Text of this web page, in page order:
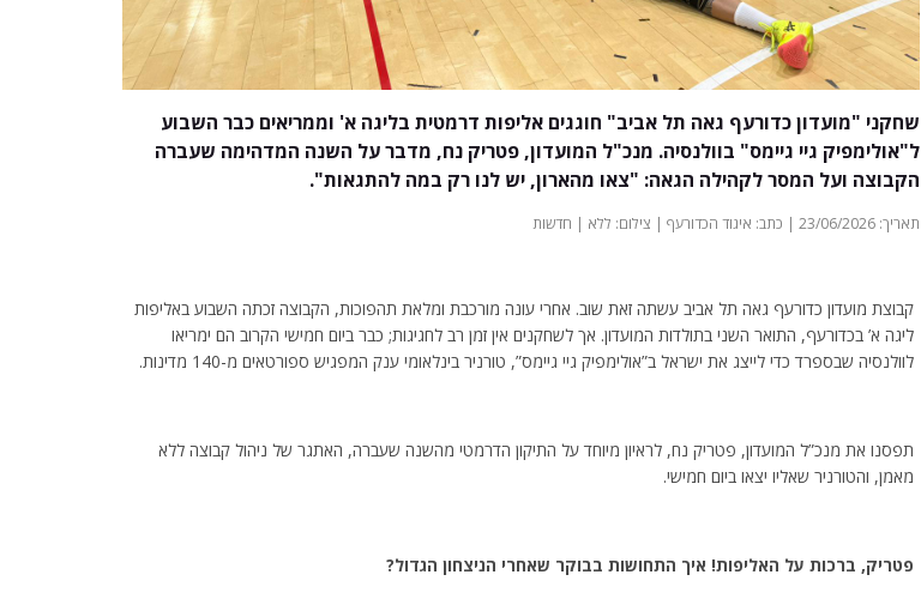
שחקני "מועדון כדורעף גאה תל אביב" חוגגים אליפות דרמטית בליגה א' וממריאים כבר השבוע
ל"אולימפיק גיי גיימס" בוולנסיה. מנכ"ל המועדון, פטריק נח, מדבר על השנה המדהימה שעברה
הקבוצה ועל המסר לקהילה הגאה: "צאו מהארון, יש לנו רק במה להתגאות".
תאריך: 23/06/2026 | כתב: איגוד הכדורעף | צילום: ללא | חדשות
קבוצת מועדון כדורעף גאה תל אביב עשתה זאת שוב. אחרי עונה מורכבת ומלאת תהפוכות, הקבוצה זכתה השבוע באליפות
ליגה א’ בכדורעף, התואר השני בתולדות המועדון. אך לשחקנים אין זמן רב לחגיגות; כבר ביום חמישי הקרוב הם ימריאו
לוולנסיה שבספרד כדי לייצג את ישראל ב”אולימפיק גיי גיימס”, טורניר בינלאומי ענק המפגיש ספורטאים מ-140 מדינות.
תפסנו את מנכ”ל המועדון, פטריק נח, לראיון מיוחד על התיקון הדרמטי מהשנה שעברה, האתגר של ניהול קבוצה ללא
מאמן, והטורניר שאליו יצאו ביום חמישי.
פטריק, ברכות על האליפות! איך התחושות בבוקר שאחרי הניצחון הגדול?